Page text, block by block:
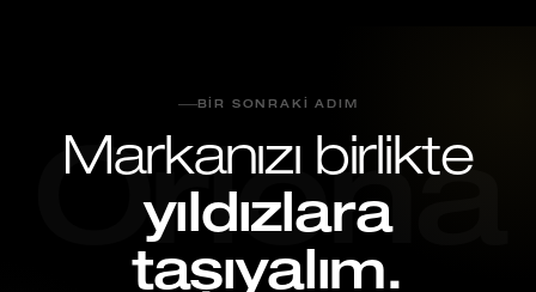
Oriona
BIR SONRAKI ADIM
Markanızı birlikte
yıldızlara
taşıyalım.